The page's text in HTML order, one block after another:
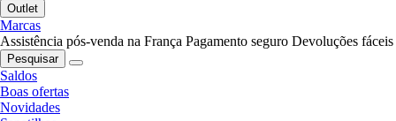
Outlet
Marcas
Assistência pós-venda na França Pagamento seguro Devoluções fáceis
Pesquisar
Saldos
Boas ofertas
Novidades